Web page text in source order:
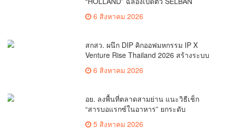
เกาหลี
6 สิงหาคม 2026
สกสว. ผนึก DIP คิกออฟมหกรรม IP X
Venture Rise Thailand 2026 สร้างระบบ
กองทุน ววน. เพิ่มคุณค่างานวิจัยไทย
6 สิงหาคม 2026
อย. ลงพื้นที่ตลาดสามย่าน แนะวิธีเช็ก
“สารบอแรกซ์ในอาหาร” ยกระดับ
ตลาดสดปลอดภัยเพื่อผู้บริโภค
5 สิงหาคม 2026